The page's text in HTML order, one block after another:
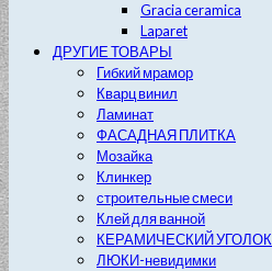
Gracia ceramica
Laparet
ДРУГИЕ ТОВАРЫ
Гибкий мрамор
Кварц винил
Ламинат
ФАСАДНАЯ ПЛИТКА
Мозайка
Клинкер
строительные смеси
Клей для ванной
КЕРАМИЧЕСКИЙ УГОЛОК
ЛЮКИ-невидимки